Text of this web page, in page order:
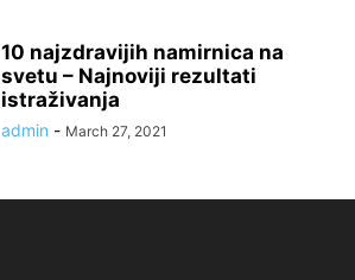
10 najzdravijih namirnica na
svetu – Najnoviji rezultati
istraživanja
admin - March 27, 2021